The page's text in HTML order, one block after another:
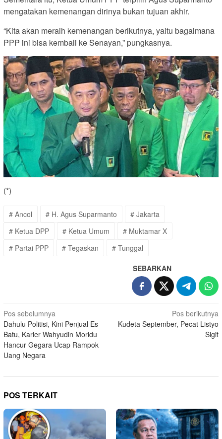
mengatakan kemenangan dirinya bukan tujuan akhir.
“Kita akan meraih kemenangan berikutnya, yaitu bagaimana
PPP ini bisa kembali ke Senayan,” pungkasnya.
(*)
# Ancol # H. Agus Suparmanto
# Jakarta
# Ketua DPP
# Ketua Umum
# Muktamar X
# Partai PPP
# Tegaskan # Tunggal
SEBARKAN
Navigasi
pos
Pos sebelumnya
Dahulu Politisi, Kini Penjual Es
Batu, Karier Wahyudin Moridu
Hancur Gegara Ucap Rampok
Uang Negara
Pos berikutnya
Kudeta September, Pecat Listyo
Sigit
POS TERKAIT